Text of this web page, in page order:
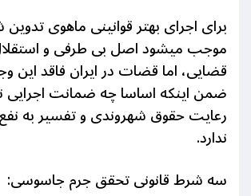
برای اجرای بهتر قوانینی ماهوی
موجب میشود اصل بی طرفی و
قضایی، اما قضات در ایران فاقد این
ضمن اینکه اساسا چه ضمانت
رعایت حقوق شهروندی و تفسیر به
ندارد.
سه شرط قانونی تحقق جرم جاسوسی: